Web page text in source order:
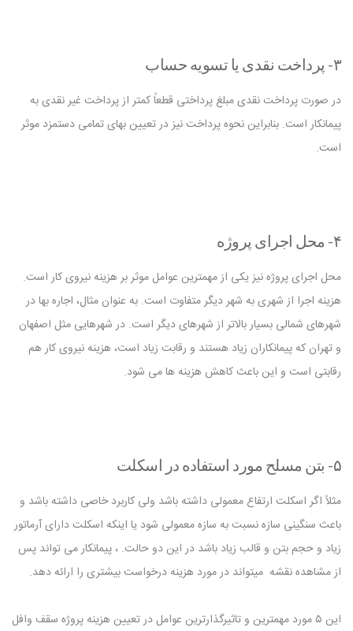
۳- پرداخت نقدی یا تسویه حساب
در صورت پرداخت نقدی مبلغ پرداختی قطعاً کمتر از پرداخت غیر نقدی به
پیمانکار است. بنابراین نحوه پرداخت نیز در تعیین بهای تمامی دستمزد موثر
است.
۴- محل اجرای پروژه
محل اجرای پروژه نیز یکی از مهمترین عوامل موثر بر هزینه نیروی کار است.
هزینه اجرا از شهری به شهر دیگر متفاوت است. به عنوان مثال، اجاره بها در
شهرهای شمالی بسیار بالاتر از شهرهای دیگر است. در شهرهایی مثل اصفهان
و تهران که پیمانکاران زیاد هستند و رقابت زیاد است، هزینه نیروی کار هم
رقابتی است و این باعث کاهش هزینه ها می شود.
۵- بتن مسلح مورد استفاده در اسکلت
مثلاً اگر اسکلت ارتفاع معمولی داشته باشد ولی کاربرد خاصی داشته باشد و
باعث سنگینی سازه نسبت به سازه معمولی شود یا اینکه اسکلت دارای آرماتور
زیاد و حجم بتن و قالب زیاد باشد در این دو حالت. ، پیمانکار می تواند پس
از مشاهده نقشه میتواند در مورد هزینه درخواست بیشتری را ارائه دهد.
این ۵ مورد مهمترین و تاثیرگذارترین عوامل در تعیین هزینه پروژه سقف وافل